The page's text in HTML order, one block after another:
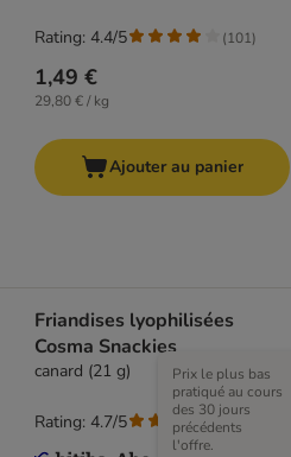
1,49 €
29,80 € / kg
Rating: 4.4/5 (101)
Ajouter au panier
Friandises lyophilisées
Cosma Snackies
canard (21 g)
Prix le plus bas
pratiqué au cours
des 30 jours
précédents
l'offre.
Rating: 4.7/5 (169